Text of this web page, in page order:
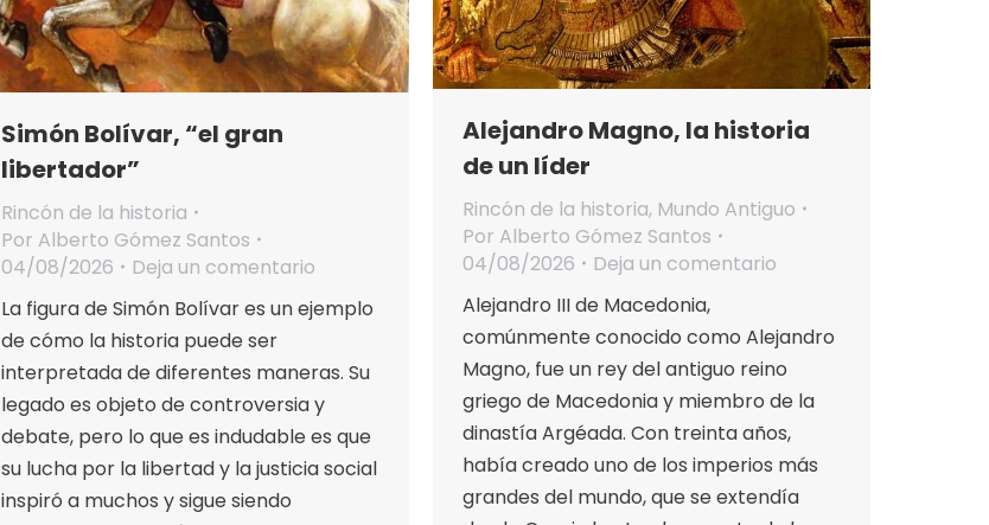
Alejandro Magno, la historia
de un líder
Rincón de la historia, Mundo Antiguo
Por Alberto Gómez Santos
04/08/2026
Deja un comentario
Alejandro III de Macedonia,
comúnmente conocido como Alejandro
Magno, fue un rey del antiguo reino
griego de Macedonia y miembro de la
dinastía Argéada. Con treinta años,
había creado uno de los imperios más
grandes del mundo, que se extendía
Simón Bolívar, “el gran
libertador”
Rincón de la historia
Por Alberto Gómez Santos
04/08/2026
Deja un comentario
La figura de Simón Bolívar es un ejemplo
de cómo la historia puede ser
interpretada de diferentes maneras. Su
legado es objeto de controversia y
debate, pero lo que es indudable es que
su lucha por la libertad y la justicia social
inspiró a muchos y sigue siendo